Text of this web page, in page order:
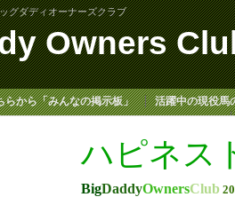
グダディオーナーズクラブ
Owners
らから「みんなの掲示板」 活躍中の現役馬
ハピネス
BigDaddyOwnersClub